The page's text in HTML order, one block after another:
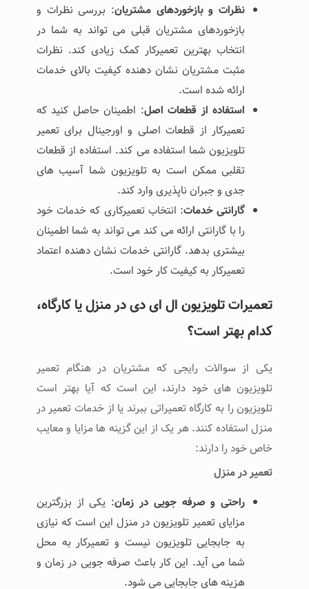
نظرات و بازخوردهای مشتریان: بررسی نظرات و
بازخوردهای مشتریان قبلی می ‌تواند به شما در
انتخاب بهترین تعمیرکار کمک زیادی کند. نظرات
مثبت مشتریان نشان ‌دهنده کیفیت بالای خدمات
ارائه شده است.
استفاده از قطعات اصل: اطمینان حاصل کنید که
تعمیرکار از قطعات اصلی و اورجینال برای تعمیر
تلویزیون شما استفاده می‌ کند. استفاده از قطعات
تقلبی ممکن است به تلویزیون شما آسیب های
جدی و جبران ناپذیری وارد کند.
گارانتی خدمات: انتخاب تعمیرکاری که خدمات خود
را با گارانتی ارائه می ‌کند می ‌تواند به شما اطمینان
بیشتری بدهد. گارانتی خدمات نشان دهنده اعتماد
تعمیرکار به کیفیت کار خود است.
تعمیرات تلویزیون ال ای دی در منزل یا کارگاه،
کدام بهتر است؟
یکی از سوالات رایجی که مشتریان در هنگام تعمیر
تلویزیون های خود دارند، این است که آیا بهتر است
تلویزیون را به کارگاه تعمیراتی ببرند یا از خدمات تعمیر در
منزل استفاده کنند. هر یک از این گزینه‌ ها مزایا و معایب
خاص خود را دارند:
تعمیر در منزل
راحتی و صرفه‌ جویی در زمان: یکی از بزرگترین
مزایای تعمیر تلویزیون در منزل این است که نیازی
به جابجایی تلویزیون نیست و تعمیرکار به محل
شما می ‌آید. این کار باعث صرفه ‌جویی در زمان و
هزینه ‌های جابجایی می ‌شود.